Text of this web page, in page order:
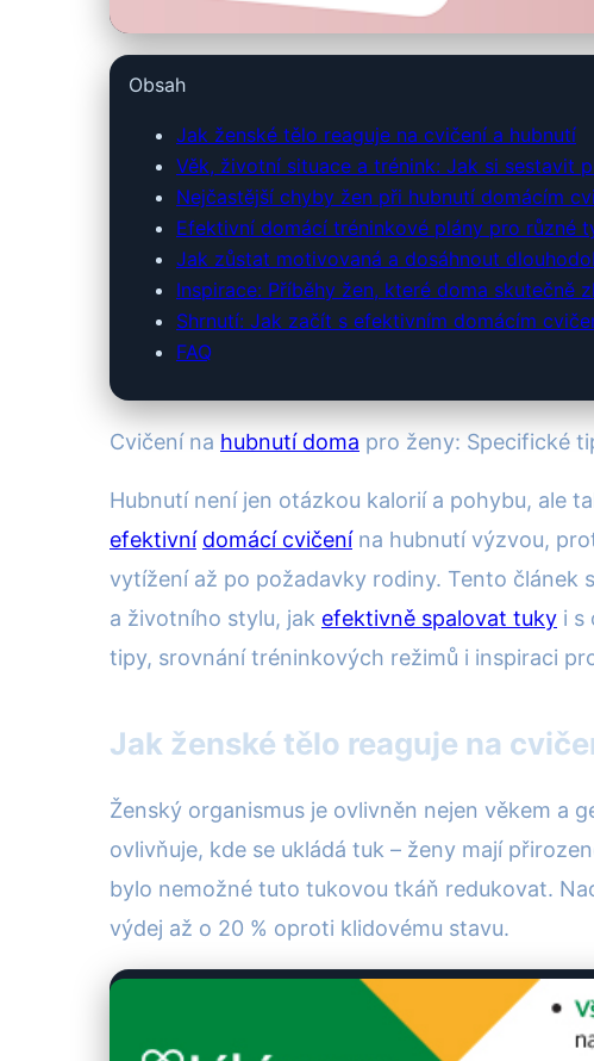
· 9 min čtení · Autor: Alena Králová
Obsah
Jak ženské tělo reaguje na cvičení a hubnutí
Věk, životní situace a trénink: Jak si sestavit
Nejčastější chyby žen při hubnutí domácím
Efektivní domácí tréninkové plány pro různé
Jak zůstat motivovaná a dosáhnout
Inspirace: Příběhy žen, které doma skutečně
Shrnutí: Jak začít s efektivním domácím
FAQ
Cvičení na hubnutí doma pro ženy: Specifické
Hubnutí není jen otázkou kalorií a pohybu, ale
efektivní domácí cvičenína hubnutí výzvou,
vytížení až po požadavky rodiny. Tento článek
a životního stylu, jak efektivně spalovat tuky i s
tipy, srovnání tréninkových režimů i inspiraci
Jak ženské tělo reaguje na
Ženský organismus je ovlivněn nejen věkem a
ovlivňuje, kde se ukládá tuk – ženy mají
bylo nemožné tuto tukovou tkáň redukovat.
výdej až o 20 % oproti klidovému stavu.